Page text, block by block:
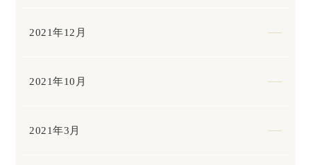
2021年12月
2021年10月
2021年3月